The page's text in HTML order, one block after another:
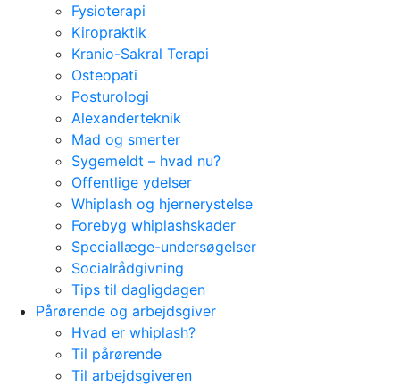
Fysioterapi
Kiropraktik
Kranio-Sakral Terapi
Osteopati
Posturologi
Alexanderteknik
Mad og smerter
Sygemeldt – hvad nu?
Offentlige ydelser
Whiplash og hjernerystelse
Forebyg whiplashskader
Speciallæge-undersøgelser
Socialrådgivning
Tips til dagligdagen
Pårørende og arbejdsgiver
Hvad er whiplash?
Til pårørende
Til arbejdsgiveren